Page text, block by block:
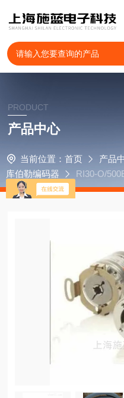
PRODUCT
产品中心
当前位置： 首页 产品
库伯勒编码器
RI30-O/
I30-O/500ES.34KB-K0